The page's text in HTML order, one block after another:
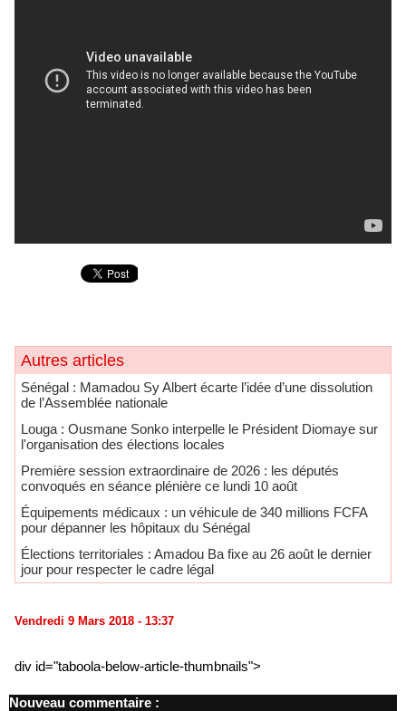
Autres articles
Sénégal : Mamadou Sy Albert écarte l’idée d’une dissolution
de l’Assemblée nationale
Louga : Ousmane Sonko interpelle le Président Diomaye sur
l'organisation des élections locales
Première session extraordinaire de 2026 : les députés
convoqués en séance plénière ce lundi 10 août
Équipements médicaux : un véhicule de 340 millions FCFA
pour dépanner les hôpitaux du Sénégal
Élections territoriales : Amadou Ba fixe au 26 août le dernier
jour pour respecter le cadre légal
Vendredi 9 Mars 2018 - 13:37
div id="taboola-below-article-thumbnails">
Nouveau commentaire :